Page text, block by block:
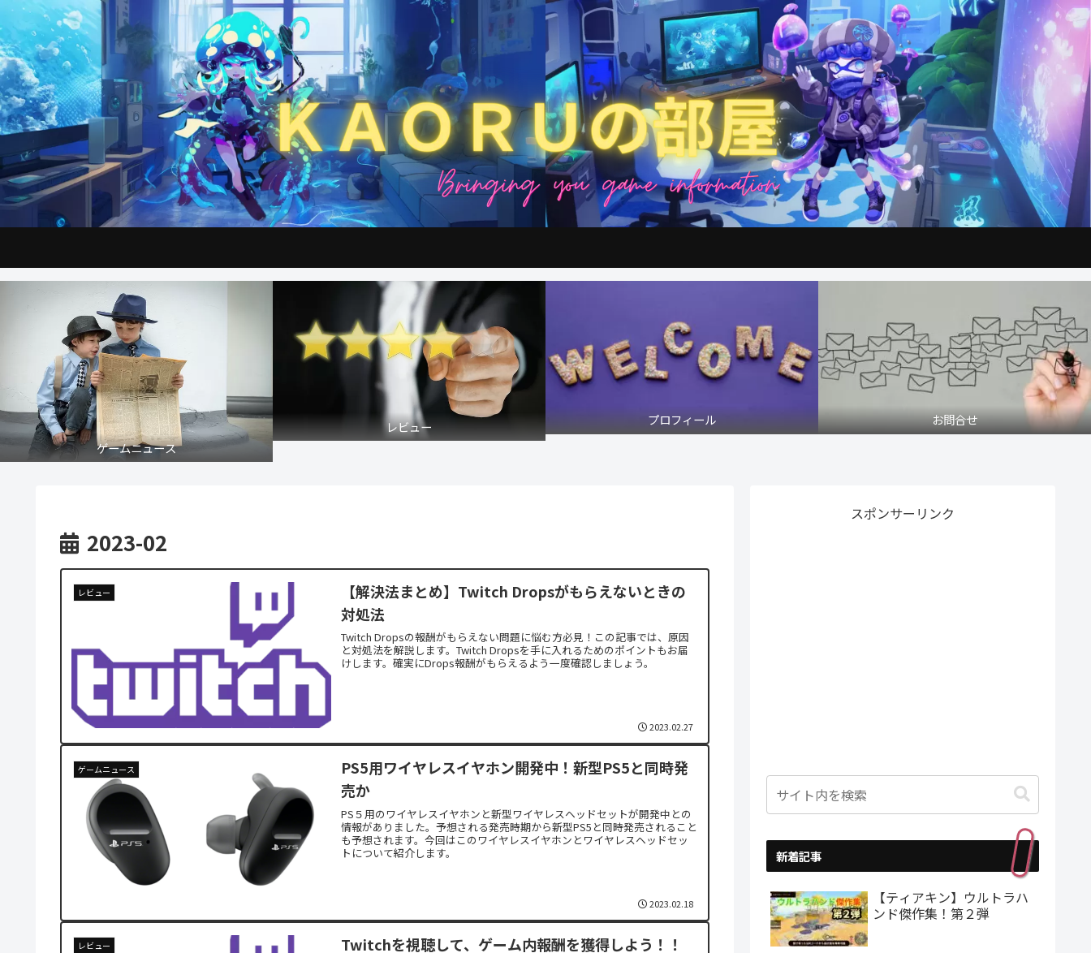
ゲームニュース
レビュー プロフィール お問合せ
2023-02
レビュー
【解決法まとめ】Twitch Dropsがもらえないときの
対処法
Twitch Dropsの報酬がもらえない問題に悩む方必見！この記事では、原因
と対処法を解説します。Twitch Dropsを手に入れるためのポイントもお届
けします。確実にDrops報酬がもらえるよう一度確認しましょう。
2023.02.27
ゲームニュース
PS5用ワイヤレスイヤホン開発中！新型PS5と同時発
売か
PS５用のワイヤレスイヤホンと新型ワイヤレスヘッドセットが開発中との
情報がありました。予想される発売時期から新型PS5と同時発売されること
も予想されます。今回はこのワイヤレスイヤホンとワイヤレスヘッドセッ
トについて紹介します。
2023.02.18
レビュー
Twitchを視聴して、ゲーム内報酬を獲得しよう！！
スポンサーリンク
新着記事
【ティアキン】ウルトラハ
ンド傑作集！第２弾